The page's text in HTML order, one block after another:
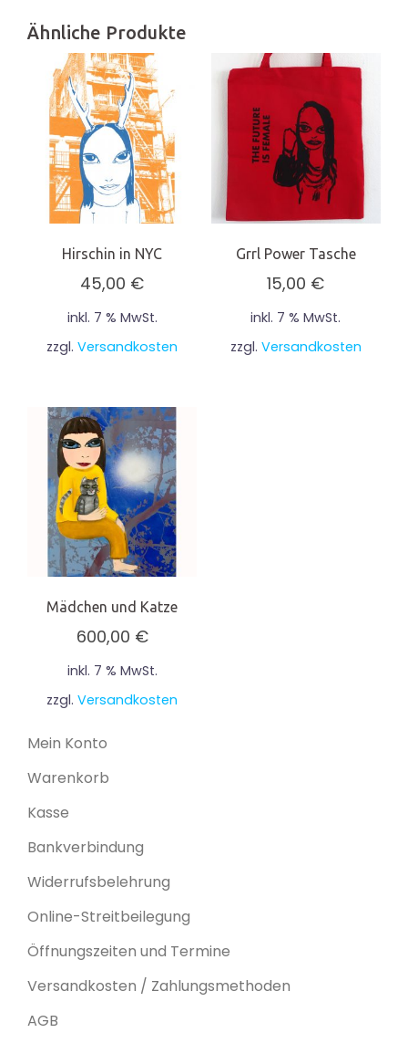
Ähnliche Produkte
Hirschin in NYC
45,00 €
inkl. 7 % MwSt.
zzgl.Versandkosten
Grrl Power Tasche
15,00 €
inkl. 7 % MwSt.
zzgl. Versandkosten
Mädchen und Katze
600,00 €
inkl. 7 % MwSt.
zzgl.Versandkosten
Mein Konto
Warenkorb
Kasse
Bankverbindung
Widerrufsbelehrung
Online-Streitbeilegung
Öffnungszeiten und Termine
Versandkosten / Zahlungsmethoden
AGB